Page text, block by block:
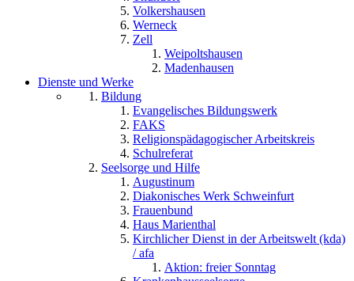
Volkershausen
Werneck
Zell
Weipoltshausen
Madenhausen
Dienste und Werke
Bildung
Evangelisches Bildungswerk
FAKS
Religionspädagogischer Arbeitskreis
Schulreferat
Seelsorge und Hilfe
Augustinum
Diakonisches Werk Schweinfurt
Frauenbund
Haus Marienthal
Kirchlicher Dienst in der Arbeitswelt (kda)
/ afa
Aktion: freier Sonntag